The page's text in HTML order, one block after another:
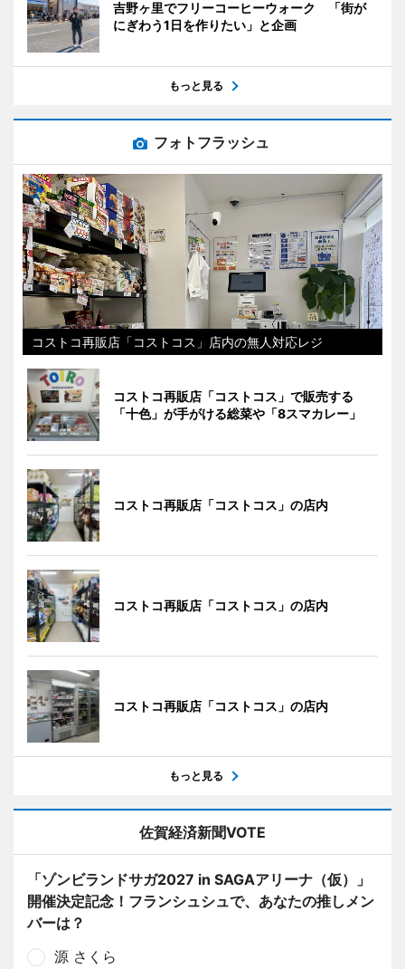
吉野ヶ里でフリーコーヒーウォーク 「街が
にぎわう1日を作りたい」と企画
もっと見る
フォトフラッシュ
コストコ再販店「コストコス」店内の無人対応レジ
コストコ再販店「コストコス」で販売する
「十色」が手がける総菜や「8スマカレー」
コストコ再販店「コストコス」の店内
コストコ再販店「コストコス」の店内
コストコ再販店「コストコス」の店内
もっと見る
佐賀経済新聞VOTE
「ゾンビランドサガ2027 in SAGAアリーナ（仮）」
開催決定記念！フランシュシュで、あなたの推しメン
バーは？
源 さくら